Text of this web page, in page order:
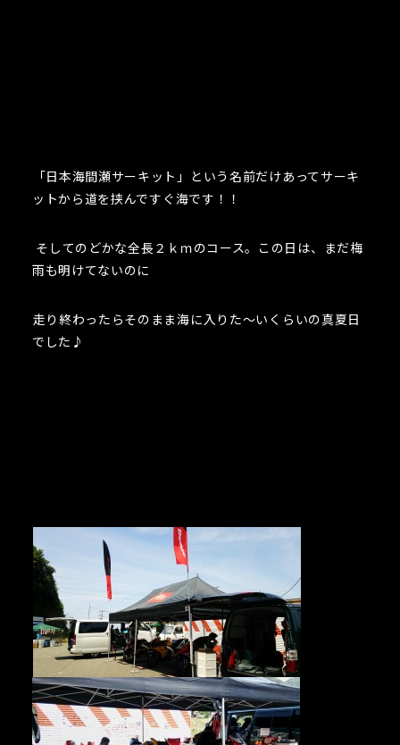
「日本海間瀬サーキット」という名前だけあってサーキ
ットから道を挟んですぐ海です！！
そしてのどかな全長２ｋｍのコース。この日は、まだ梅
雨も明けてないのに
走り終わったらそのまま海に入りた～いくらいの真夏日
でした♪